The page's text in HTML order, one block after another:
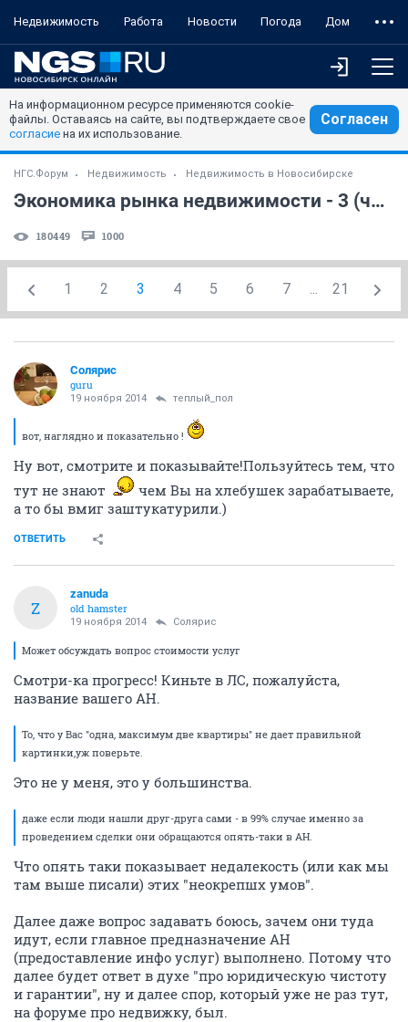
Недвижимость Работа Новости Погода Дом
На информационном ресурсе применяются cookie-
файлы. Оставаясь на сайте, вы подтверждаете свое
согласие на их использование.
Согласен
НГС.Форум Недвижимость Недвижимость в Новосибирске
Экономика рынка недвижимости - 3 (часть 6)
180449 1000
1 2 3 4 5 6 7 ... 21
Солярис
guru
19 ноября 2014 теплый_пол
вот, наглядно и показательно !
Ну вот, смотрите и показывайте!Пользуйтесь тем, что
тут не знают
чем Вы на хлебушек зарабатываете,
а то бы вмиг заштукатурили.)
ОТВЕТИТЬ
Z
zanuda
old hamster
19 ноября 2014 Солярис
Может обсуждать вопрос стоимости услуг
Смотри-ка прогресс! Киньте в ЛС, пожалуйста,
название вашего АН.
То, что у Вас "одна, максимум две квартиры" не дает правильной
картинки,уж поверьте.
Это не у меня, это у большинства.
даже если люди нашли друг-друга сами - в 99% случае именно за
проведением сделки они обращаются опять-таки в АН.
Что опять таки показывает недалекость (или как мы
там выше писали) этих "неокрепшх умов".
Далее даже вопрос задавать боюсь, зачем они туда
идут, если главное предназначение АН
(предоставление инфо услуг) выполнено. Потому что
далее будет ответ в духе "про юридическую чистоту
и гарантии", ну и далее спор, который уже не раз тут,
на форуме про недвижку, был.